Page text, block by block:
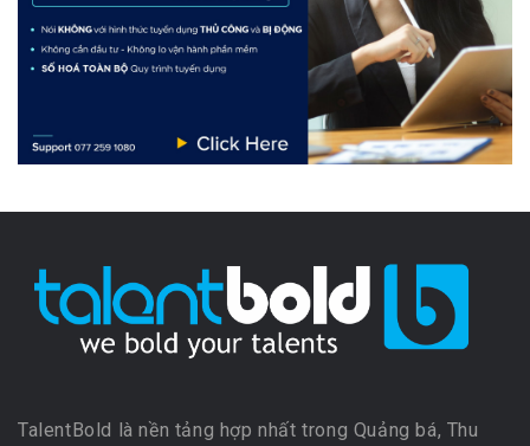
TalentBold là nền tảng hợp nhất trong Quảng bá, Thu